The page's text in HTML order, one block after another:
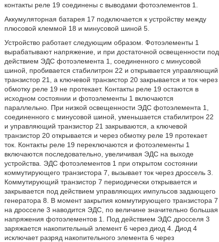
контакты реле 19 соединены с выводами фотоэлементов 1.
Аккумуляторная батарея 17 подключается к устройству между
плюсовой клеммой 18 и минусовой шиной 5.
Устройство работает следующим образом. Фотоэлементы 1
вырабатывают напряжение, и при достаточной освещенности под
действием ЭДС фотоэлемента 1, соединенного с минусовой
шиной, пробивается стабилитрон 22 и открывается управляющий
транзистор 21, а ключевой транзистор 20 закрывается и ток через
обмотку реле 19 не протекает. Контакты реле 19 остаются в
исходном состоянии и фотоэлементы 1 включаются
параллельно. При низкой освещенности ЭДС фотоэлемента 1,
соединенного с минусовой шиной, уменьшается стабилитрон 22
и управляющий транзистор 21 закрываются, а ключевой
транзистор 20 открывается и через обмотку реле 19 протекает
ток. Контакты реле 19 переключаются и фотоэлементы 1
включаются последовательно, увеличивая ЭДС на выходе
устройства. ЭДС фотоэлементов 1 при открытом состоянии
коммутирующего транзистора 7, вызывает ток через дроссель 3.
Коммутирующий транзистор 7 периодически открывается и
закрывается под действием управляющих импульсов задающего
генератора 8. В момент закрытия коммутирующего транзистора 7
на дросселе 3 наводится ЭДС, по величине значительно большая
напряжения фотоэлементов 1. Под действием ЭДС дросселя 3
заряжается накопительный элемент 6 через диод 4. Диод 4
исключает разряд накопительного элемента 6 через